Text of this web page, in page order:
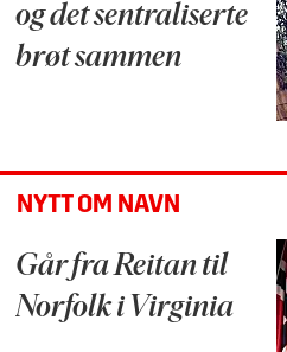
og det sentraliserte
brøt sammen
NYTT OM NAVN
Går fra Reitan til
Norfolk i Virginia